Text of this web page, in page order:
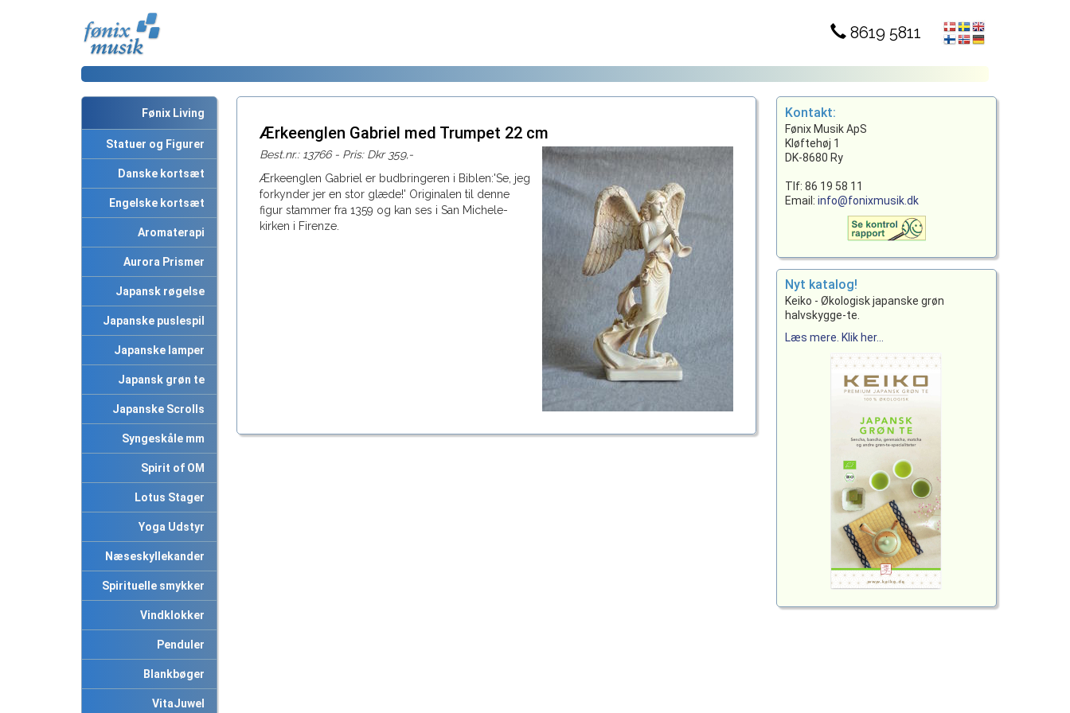
8619 5811
Fønix Living
Statuer og Figurer
Danske kortsæt
Engelske kortsæt
Aromaterapi
Aurora Prismer
Japansk røgelse
Japanske puslespil
Japanske lamper
Japansk grøn te
Japanske Scrolls
Syngeskåle mm
Spirit of OM
Lotus Stager
Yoga Udstyr
Næseskyllekander
Spirituelle smykker
Vindklokker
Penduler
Blankbøger
VitaJuwel
Ærkeenglen Gabriel med Trumpet 22 cm
Best.nr.: 13766 - Pris: Dkr 359,-
Ærkeenglen Gabriel er budbringeren i Biblen:'Se, jeg
forkynder jer en stor glæde!' Originalen til denne
figur stammer fra 1359 og kan ses i San Michele-
kirken i Firenze.
Kontakt:
Fønix Musik ApS
Kløftehøj 1
DK-8680 Ry
Tlf: 86 19 58 11
Email:info@fonixmusik.dk
Nyt katalog!
Keiko - Økologisk japanske grøn
halvskygge-te.
Læs mere. Klik her...